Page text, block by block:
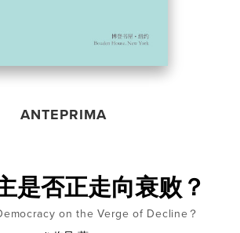
ANTEPRIMA
是否正走向衰败？
on the Verge of Decline？